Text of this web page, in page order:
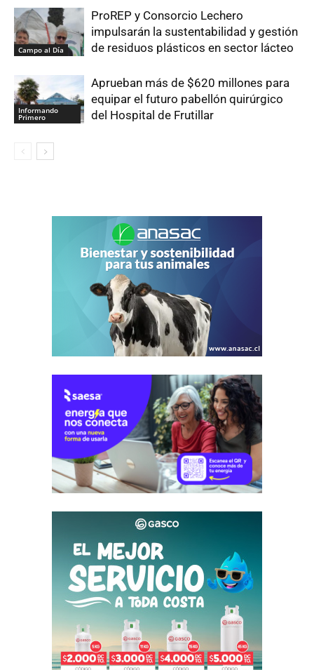
Campo al Día
ProREP y Consorcio Lechero
impulsarán la sustentabilidad y gestión
de residuos plásticos en sector lácteo
Informando
Primero
Aprueban más de $620 millones para
equipar el futuro pabellón quirúrgico
del Hospital de Frutillar